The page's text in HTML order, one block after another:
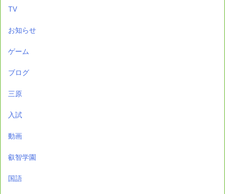
TV
お知らせ
ゲーム
ブログ
三原
入試
動画
叡智学園
国語